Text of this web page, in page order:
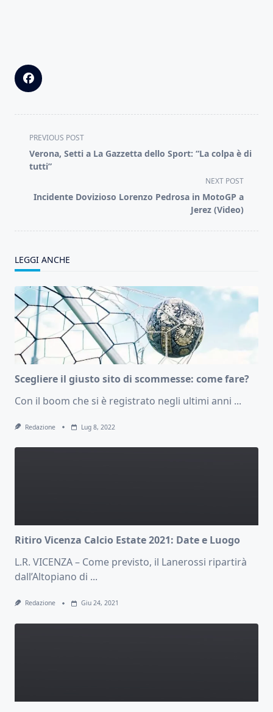
<span
class="nav-
subtitle
reader-
PREVIOUS POST
Verona, Setti a La Gazzetta dello Sport: “La colpa è di
tutti”
NEXT POST
Incidente Dovizioso Lorenzo Pedrosa in MotoGP a
Jerez (Video)
LEGGI ANCHE
Scegliere il giusto sito di scommesse: come fare?
Con il boom che si è registrato negli ultimi anni ...
Redazione Lug 8, 2022
Ritiro Vicenza Calcio Estate 2021: Date e Luogo
L.R. VICENZA – Come previsto, il Lanerossi ripartirà
dall’Altopiano di ...
Redazione Giu 24, 2021